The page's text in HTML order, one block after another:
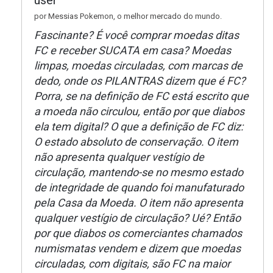
por Messias Pokemon, o melhor mercado do mundo.
Fascinante? É você comprar moedas ditas
FC e receber SUCATA em casa? Moedas
limpas, moedas circuladas, com marcas de
dedo, onde os PILANTRAS dizem que é FC?
Porra, se na definição de FC está escrito que
a moeda não circulou, então por que diabos
ela tem digital? O que a definição de FC diz:
O estado absoluto de conservação. O item
não apresenta qualquer vestígio de
circulação, mantendo-se no mesmo estado
de integridade de quando foi manufaturado
pela Casa da Moeda. O item não apresenta
qualquer vestígio de circulação? Ué? Então
por que diabos os comerciantes chamados
numismatas vendem e dizem que moedas
circuladas, com digitais, são FC na maior